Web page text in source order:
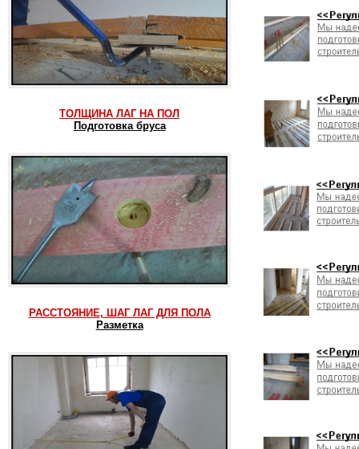
ТОЛЩИНА ЛАГ НА ПОЛ
Подготовка бруса
РАССТОЯНИЕ, ШАГ ЛАГ ДЛЯ ПОЛА
Разметка